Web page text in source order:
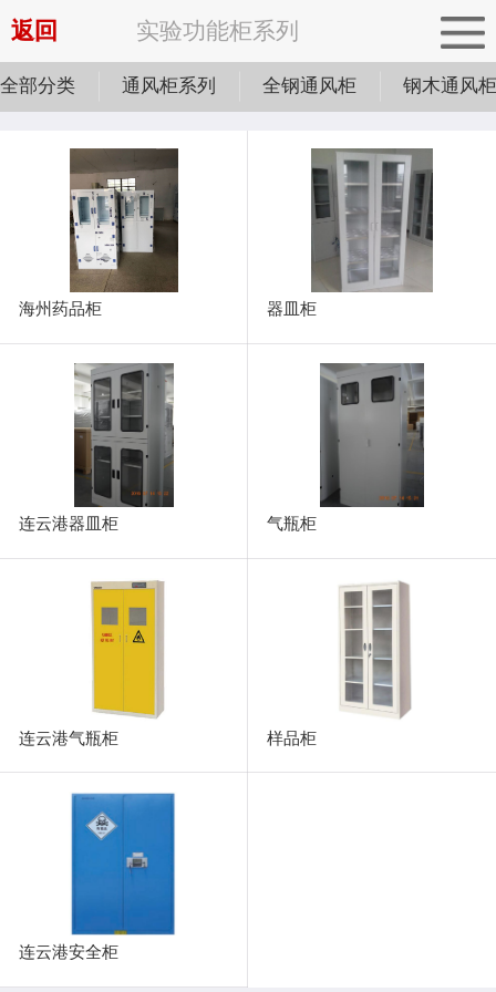
返回 实验功能柜系列
全部分类 通风柜系列 全钢通风柜 钢木通风柜
海州药品柜 器皿柜
连云港器皿柜 气瓶柜
连云港气瓶柜 样品柜
连云港安全柜